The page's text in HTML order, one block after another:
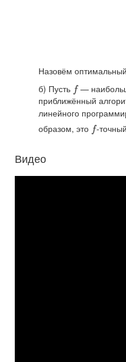
Назовём
б) Пусть f
f —
приближённый
линейного
образом, это f
f -
Видео